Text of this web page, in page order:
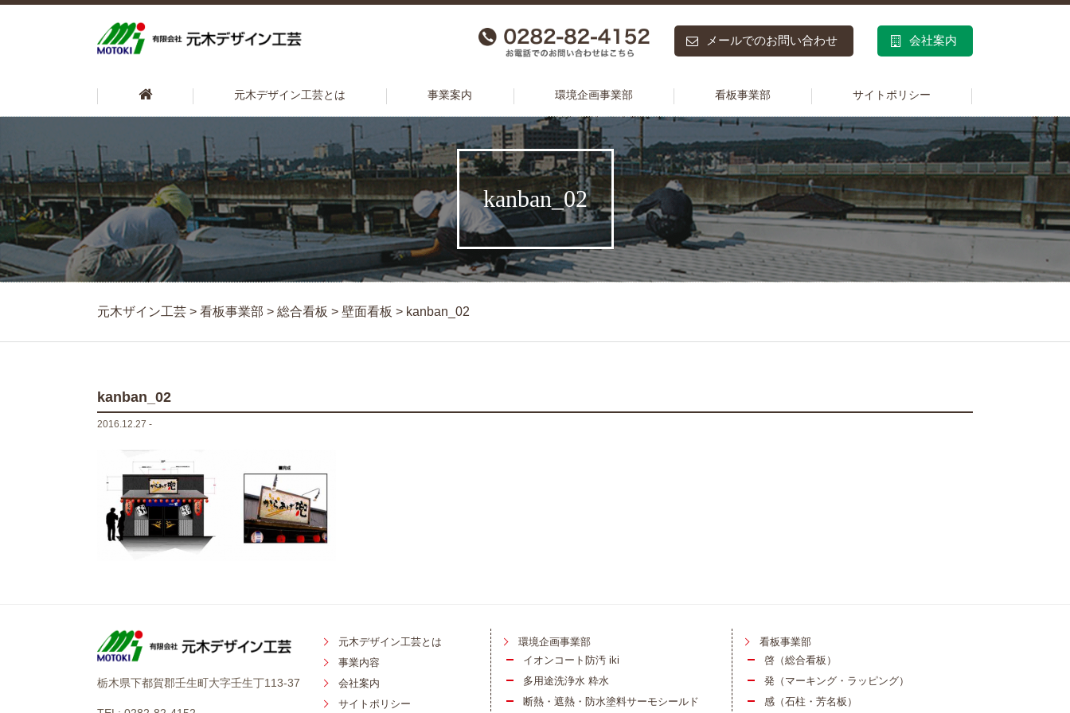
メールでのお問い合わせ 会社案内
元木デザイン工芸とは 事業案内 環境企画事業部 看板事業部 サイトポリシー
kanban_02
元木ザイン工芸 > 看板事業部 > 総合看板 > 壁面看板 > kanban_02
kanban_02
2016.12.27 -
栃木県下都賀郡壬生町大字壬生丁113-37
元木デザイン工芸とは
事業内容
会社案内
サイトポリシー
環境企画事業部
イオンコート防汚 iki
多用途洗浄水 粋水
断熱・遮熱・防水塗料サーモシールド
看板事業部
啓（総合看板）
発（マーキング・ラッピング）
感（石柱・芳名板）